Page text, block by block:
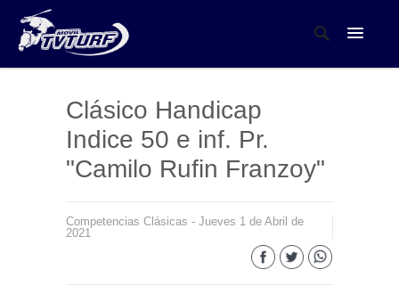
Clásico Handicap
Indice 50 e inf. Pr.
"Camilo Rufin Franzoy"
Competencias Clásicas - Jueves 1 de Abril de
2021